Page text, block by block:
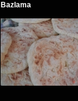
Bazlama